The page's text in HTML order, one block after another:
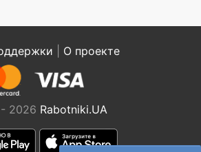
О проекте
2026 Rabotniki.UA